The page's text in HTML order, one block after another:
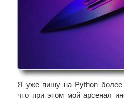
Я уже пишу на Python более
что при этом мой арсенал